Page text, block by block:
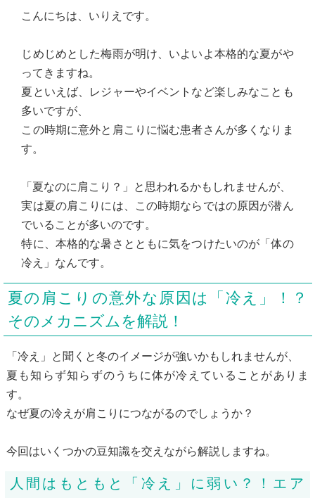
こんにちは、いりえです。
じめじめとした梅雨が明け、いよいよ本格的な夏がや
ってきますね。
夏といえば、レジャーやイベントなど楽しみなことも
多いですが、
この時期に意外と肩こりに悩む患者さんが多くなりま
す。
「夏なのに肩こり？」と思われるかもしれませんが、
実は夏の肩こりには、この時期ならではの原因が潜ん
でいることが多いのです。
特に、本格的な暑さとともに気をつけたいのが「体の
冷え」なんです。
夏の肩こりの意外な原因は「冷え」！？
そのメカニズムを解説！
「冷え」と聞くと冬のイメージが強いかもしれませんが、
夏も知らず知らずのうちに体が冷えていることがありま
す。
なぜ夏の冷えが肩こりにつながるのでしょうか？
今回はいくつかの豆知識を交えながら解説しますね。
人間はもともと「冷え」に弱い？！エア